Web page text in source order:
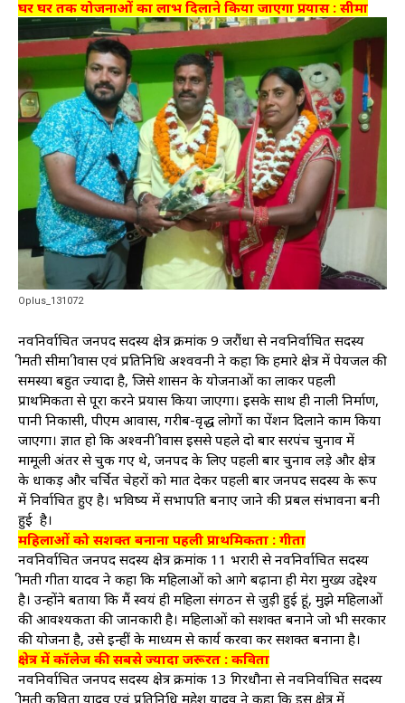
घर घर तक योजनाओं का लाभ दिलाने किया जाएगा प्रयास : सीमा
Oplus_131072
नवनिर्वाचित जनपद सदस्य क्षेत्र क्रमांक 9 जरौंधा से नवनिर्वाचित सदस्य
श्रीमती सीमा श्रीवास एवं प्रतिनिधि अश्ववनी ने कहा कि हमारे क्षेत्र में पेयजल की
समस्या बहुत ज्यादा है, जिसे शासन के योजनाओं का लाकर पहली
प्राथमिकता से पूरा करने प्रयास किया जाएगा। इसके साथ ही नाली निर्माण,
पानी निकासी, पीएम आवास, गरीब-वृद्ध लोगों का पेंशन दिलाने काम किया
जाएगा। ज्ञात हो कि अश्वनी श्रीवास इससे पहले दो बार सरपंच चुनाव में
मामूली अंतर से चुक गए थे, जनपद के लिए पहली बार चुनाव लड़े और क्षेत्र
के धाकड़ और चर्चित चेहरों को मात देकर पहली बार जनपद सदस्य के रूप
में निर्वाचित हुए है। भविष्य में सभापति बनाए जाने की प्रबल संभावना बनी
हुई है।
महिलाओं को सशक्त बनाना पहली प्राथमिकता : गीता
नवनिर्वाचित जनपद सदस्य क्षेत्र क्रमांक 11 भरारी से नवनिर्वाचित सदस्य
श्रीमती गीता यादव ने कहा कि महिलाओं को आगे बढ़ाना ही मेरा मुख्य उद्देश्य
है। उन्होंने बताया कि मैं स्वयं ही महिला संगठन से जुड़ी हुई हूं, मुझे महिलाओं
की आवश्यकता की जानकारी है। महिलाओं को सशक्त बनाने जो भी सरकार
की योजना है, उसे इन्हीं के माध्यम से कार्य करवा कर सशक्त बनाना है।
क्षेत्र में कॉलेज की सबसे ज्यादा जरूरत : कविता
नवनिर्वाचित जनपद सदस्य क्षेत्र क्रमांक 13 गिरधौना से नवनिर्वाचित सदस्य
श्रीमती कविता यादव एवं प्रतिनिधि महेश यादव ने कहा कि इस क्षेत्र में